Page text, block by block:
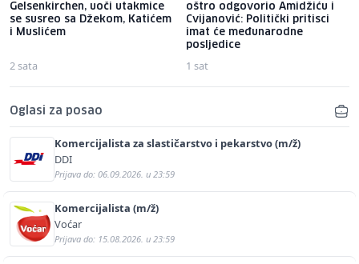
Gelsenkirchen, uoči utakmice
se susreo sa Džekom, Katićem
i Muslićem
2 sata
oštro odgovorio Amidžiću i
Cvijanović: Politički pritisci
imat će međunarodne
posljedice
1 sat
Oglasi za posao
Komercijalista za slastičarstvo i pekarstvo (m/ž)
DDI
Prijava do: 06.09.2026. u 23:59
Komercijalista (m/ž)
Voćar
Prijava do: 15.08.2026. u 23:59